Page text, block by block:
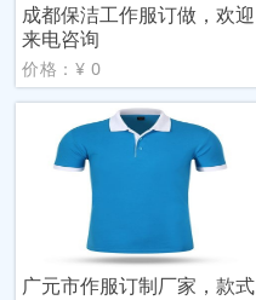
成都保洁工作服订做，欢迎
来电咨询
价格：¥ 0
广元市作服订制厂家，款式